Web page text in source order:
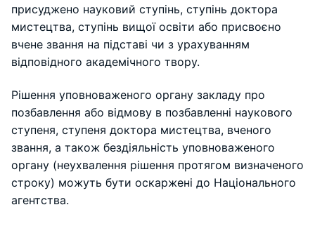
присуджено науковий ступінь, ступінь доктора
мистецтва, ступінь вищої освіти або присвоєно
вчене звання на підставі чи з урахуванням
відповідного академічного твору.
Рішення уповноваженого органу закладу про
позбавлення або відмову в позбавленні наукового
ступеня, ступеня доктора мистецтва, вченого
звання, а також бездіяльність уповноваженого
органу (неухвалення рішення протягом визначеного
строку) можуть бути оскаржені до Національного
агентства.